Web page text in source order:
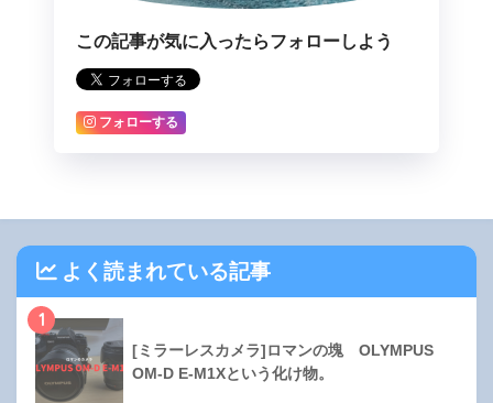
この記事が気に入ったらフォローしよう
フォローする
よく読まれている記事
1
[ミラーレスカメラ]ロマンの塊 OLYMPUS
OM-D E-M1Xという化け物。